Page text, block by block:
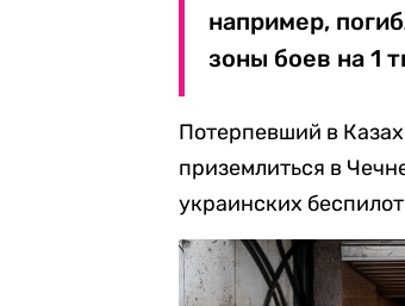
например,
зоны боев на 1
Потерпевший в
приземлиться в
украинских